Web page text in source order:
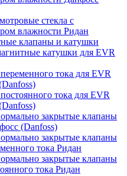
стекла с
влажности Ридан
клапаны и катушки
катушки для EVR
тока для EVR
тока для EVR
закрытые клапаны
(Danfoss)
закрытые клапаны
тока Ридан
закрытые клапаны
тока Ридан